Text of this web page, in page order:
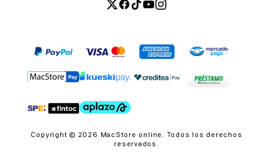
Copyright © 2026 MacStore online. Todos los derechos
reservados.